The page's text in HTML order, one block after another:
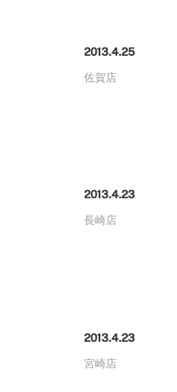
2013.4.25
佐賀店
2013.4.23
長崎店
2013.4.23
宮崎店